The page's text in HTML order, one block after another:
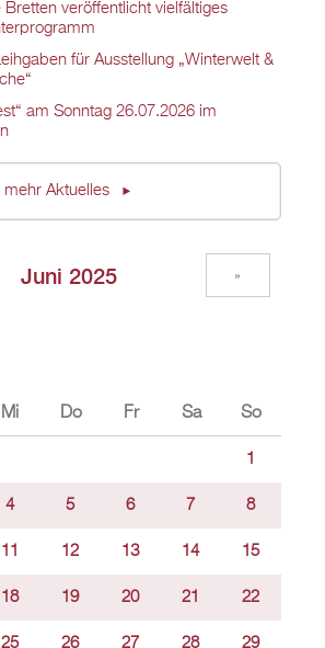
Bretten veröffentlicht vielfältiges
für Ausstellung „Winterwelt &
am Sonntag 26.07.2026 im
mehr Aktuelles
Juni 2025 »
Mi Do Fr Sa So
1
4 5 6 7 8
11 12 13 14 15
18 19 20 21 22
25 26 27 28 29